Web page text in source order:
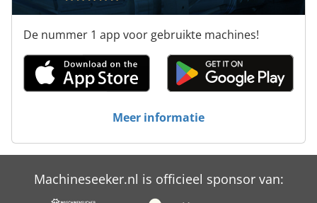
De nummer 1 app voor gebruikte machines!
Meer informatie
Machineseeker.nl is officieel sponsor van: